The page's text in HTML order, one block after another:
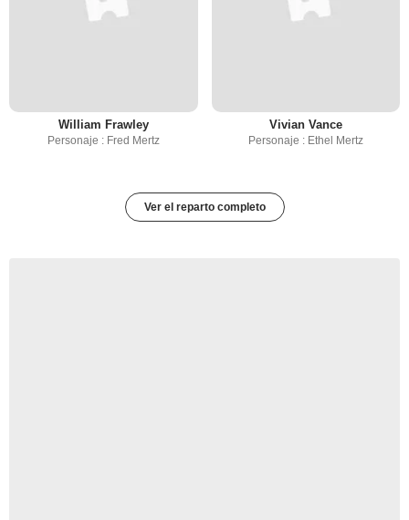
William Frawley
Personaje : Fred Mertz
Vivian Vance
Personaje : Ethel Mertz
Ver el reparto completo